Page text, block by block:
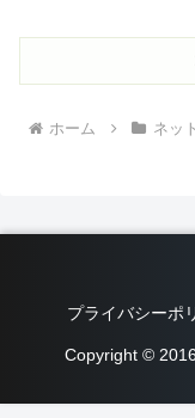
ホーム ネッ
プライバシーポ
Copyright ©